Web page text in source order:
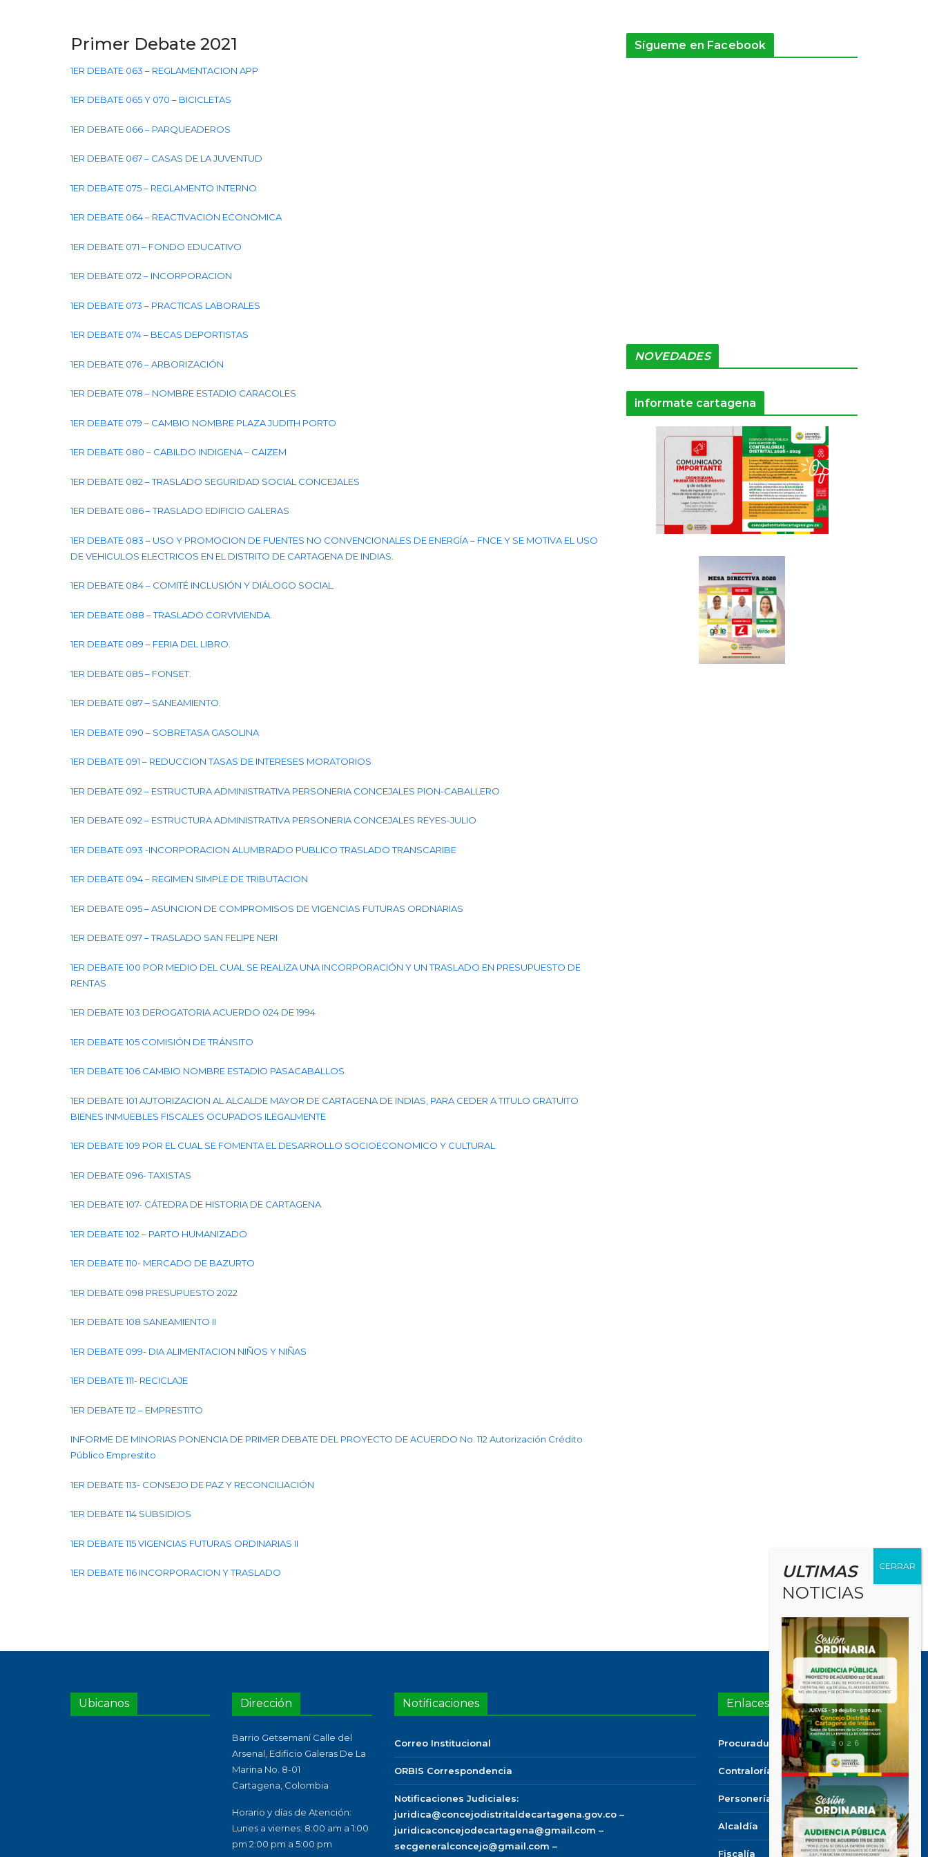
Primer Debate 2021
1ER DEBATE 063 – REGLAMENTACION APP
1ER DEBATE 065 Y 070 – BICICLETAS
1ER DEBATE 066 – PARQUEADEROS
1ER DEBATE 067 – CASAS DE LA JUVENTUD
1ER DEBATE 075 – REGLAMENTO INTERNO
1ER DEBATE 064 – REACTIVACION ECONOMICA
1ER DEBATE 071 – FONDO EDUCATIVO
1ER DEBATE 072 – INCORPORACION
1ER DEBATE 073 – PRACTICAS LABORALES
1ER DEBATE 074 – BECAS DEPORTISTAS
1ER DEBATE 076 – ARBORIZACIÓN
1ER DEBATE 078 – NOMBRE ESTADIO CARACOLES
1ER DEBATE 079 – CAMBIO NOMBRE PLAZA JUDITH PORTO
1ER DEBATE 080 – CABILDO INDIGENA – CAIZEM
1ER DEBATE 082 – TRASLADO SEGURIDAD SOCIAL CONCEJALES
1ER DEBATE 086 – TRASLADO EDIFICIO GALERAS
1ER DEBATE 083 – USO Y PROMOCION DE FUENTES NO CONVENCIONALES DE ENERGÍA – FNCE Y SE MOTIVA EL USO
DE VEHICULOS ELECTRICOS EN EL DISTRITO DE CARTAGENA DE INDIAS.
1ER DEBATE 084 – COMITÉ INCLUSIÓN Y DIÁLOGO SOCIAL.
1ER DEBATE 088 – TRASLADO CORVIVIENDA.
1ER DEBATE 089 – FERIA DEL LIBRO.
1ER DEBATE 085 – FONSET.
1ER DEBATE 087 – SANEAMIENTO.
1ER DEBATE 090 – SOBRETASA GASOLINA
1ER DEBATE 091 – REDUCCION TASAS DE INTERESES MORATORIOS
1ER DEBATE 092 – ESTRUCTURA ADMINISTRATIVA PERSONERIA CONCEJALES PION-CABALLERO
1ER DEBATE 092 – ESTRUCTURA ADMINISTRATIVA PERSONERIA CONCEJALES REYES-JULIO
1ER DEBATE 093 -INCORPORACION ALUMBRADO PUBLICO TRASLADO TRANSCARIBE
1ER DEBATE 094 – REGIMEN SIMPLE DE TRIBUTACION
1ER DEBATE 095 – ASUNCION DE COMPROMISOS DE VIGENCIAS FUTURAS ORDNARIAS
1ER DEBATE 097 – TRASLADO SAN FELIPE NERI
1ER DEBATE 100 POR MEDIO DEL CUAL SE REALIZA UNA INCORPORACIÓN Y UN TRASLADO EN PRESUPUESTO DE
RENTAS
1ER DEBATE 103 DEROGATORIA ACUERDO 024 DE 1994
1ER DEBATE 105 COMISIÓN DE TRÁNSITO
1ER DEBATE 106 CAMBIO NOMBRE ESTADIO PASACABALLOS
1ER DEBATE 101 AUTORIZACION AL ALCALDE MAYOR DE CARTAGENA DE INDIAS, PARA CEDER A TITULO GRATUITO
BIENES INMUEBLES FISCALES OCUPADOS ILEGALMENTE
1ER DEBATE 109 POR EL CUAL SE FOMENTA EL DESARROLLO SOCIOECONOMICO Y CULTURAL
1ER DEBATE 096- TAXISTAS
1ER DEBATE 107- CÁTEDRA DE HISTORIA DE CARTAGENA
1ER DEBATE 102 – PARTO HUMANIZADO
1ER DEBATE 110- MERCADO DE BAZURTO
1ER DEBATE 098 PRESUPUESTO 2022
1ER DEBATE 108 SANEAMIENTO II
1ER DEBATE 099- DIA ALIMENTACION NIÑOS Y NIÑAS
1ER DEBATE 111- RECICLAJE
1ER DEBATE 112 – EMPRESTITO
INFORME DE MINORIAS PONENCIA DE PRIMER DEBATE DEL PROYECTO DE ACUERDO No. 112 Autorización Crédito
Público Emprestito
1ER DEBATE 113- CONSEJO DE PAZ Y RECONCILIACIÓN
1ER DEBATE 114 SUBSIDIOS
1ER DEBATE 115 VIGENCIAS FUTURAS ORDINARIAS II
1ER DEBATE 116 INCORPORACION Y TRASLADO
Sígueme en Facebook
NOVEDADES
informate cartagena
Ubicanos Dirección
Barrio Getsemaní Calle del
Arsenal, Edificio Galeras De La
Marina No. 8-01
Cartagena, Colombia
Horario y días de Atención:
Lunes a viernes: 8:00 am a 1:00
pm 2:00 pm a 5:00 pm
Notificaciones
Correo Institucional
ORBIS Correspondencia
Notificaciones Judiciales:
juridica@concejodistritaldecartagena.gov.co –
juridicaconcejodecartagena@gmail.com –
secgeneralconcejo@gmail.com –
Enlaces de Interés
Procuraduría
Contraloría
Personería
Alcaldía
Fiscalía
ULTIMAS
NOTICIAS